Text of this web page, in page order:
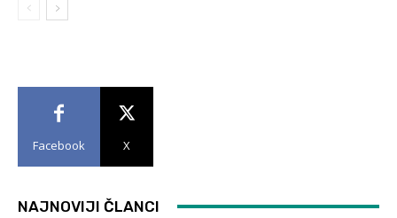
Facebook X
NAJNOVIJI ČLANCI